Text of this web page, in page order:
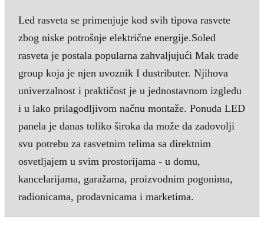
Led rasveta se primenjuje kod svih tipova rasvete
zbog niske potrošnje električne energije.Soled
rasveta je postala popularna zahvaljujući Mak trade
group koja je njen uvoznik I dustributer. Njihova
univerzalnost i praktičost je u jednostavnom izgledu
i u lako prilagodljivom načnu montaže. Ponuda LED
panela je danas toliko široka da može da zadovolji
svu potrebu za rasvetnim telima sa direktnim
osvetljajem u svim prostorijama - u domu,
kancelarijama, garažama, proizvodnim pogonima,
radionicama, prodavnicama i marketima.